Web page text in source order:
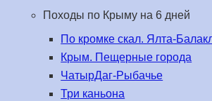
Походы по Крыму на 6 дней
По кромке скал. Ялта-
Крым. Пещерные города
ЧатырДаг-Рыбачье
Три каньона